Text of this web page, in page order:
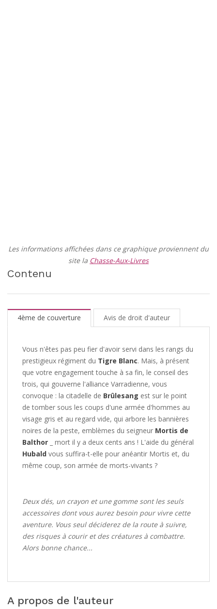
Les informations affichées dans ce graphique proviennent du
site la Chasse-Aux-Livres
Contenu
4ème de couverture Avis de droit d'auteur
Vous n'êtes pas peu fier d'avoir servi dans les rangs du
prestigieux régiment du Tigre Blanc. Mais, à présent
que votre engagement touche à sa fin, le conseil des
trois, qui gouverne l'alliance Varradienne, vous
convoque : la citadelle de Brûlesang est sur le point
de tomber sous les coups d'une armée d'hommes au
visage gris et au regard vide, qui arbore les bannières
noires de la peste, emblèmes du seigneur Mortis de
Balthor _ mort il y a deux cents ans ! L'aide du général
Hubald vous suffira-t-elle pour anéantir Mortis et, du
même coup, son armée de morts-vivants ?
Deux dés, un crayon et une gomme sont les seuls
accessoires dont vous aurez besoin pour vivre cette
aventure. Vous seul déciderez de la route à suivre,
des risques à courir et des créatures à combattre.
Alors bonne chance...
A propos de l'auteur